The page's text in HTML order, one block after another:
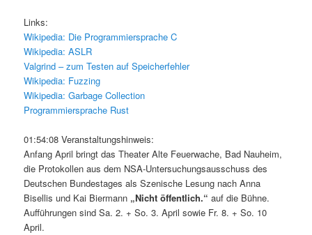
Links:
Wikipedia: Die Programmiersprache C
Wikipedia: ASLR
Valgrind – zum Testen auf Speicherfehler
Wikipedia: Fuzzing
Wikipedia: Garbage Collection
Programmiersprache Rust
01:54:08 Veranstaltungshinweis:
Anfang April bringt das Theater Alte Feuerwache, Bad Nauheim,
die Protokollen aus dem NSA-Untersuchungsausschuss des
Deutschen Bundestages als Szenische Lesung nach Anna
Bisellis und Kai Biermann „Nicht öffentlich.“ auf die Bühne.
Aufführungen sind Sa. 2. + So. 3. April sowie Fr. 8. + So. 10
April.